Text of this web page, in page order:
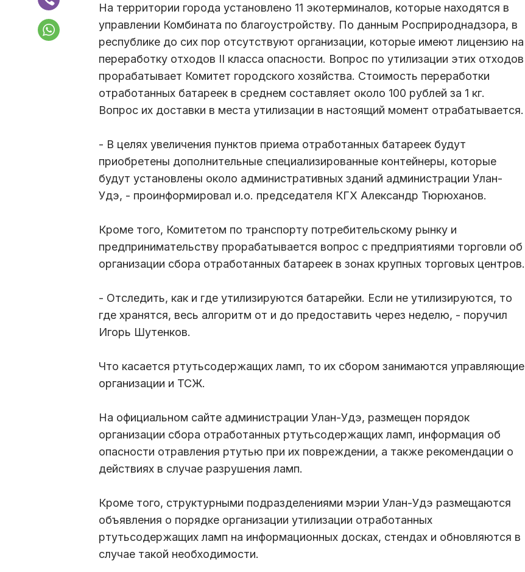
На территории города установлено 11 экотерминалов, которые находятся в
управлении Комбината по благоустройству. По данным Росприроднадзора, в
республике до сих пор отсутствуют организации, которые имеют лицензию на
переработку отходов II класса опасности. Вопрос по утилизации этих отходов
прорабатывает Комитет городского хозяйства. Стоимость переработки
отработанных батареек в среднем составляет около 100 рублей за 1 кг.
Вопрос их доставки в места утилизации в настоящий момент отрабатывается.
- В целях увеличения пунктов приема отработанных батареек будут
приобретены дополнительные специализированные контейнеры, которые
будут установлены около административных зданий администрации Улан-
Удэ, - проинформировал и.о. председателя КГХ Александр Тюрюханов.
Кроме того, Комитетом по транспорту потребительскому рынку и
предпринимательству прорабатывается вопрос с предприятиями торговли об
организации сбора отработанных батареек в зонах крупных торговых центров.
- Отследить, как и где утилизируются батарейки. Если не утилизируются, то
где хранятся, весь алгоритм от и до предоставить через неделю, - поручил
Игорь Шутенков.
Что касается ртутьсодержащих ламп, то их сбором занимаются управляющие
организации и ТСЖ.
На официальном сайте администрации Улан-Удэ, размещен порядок
организации сбора отработанных ртутьсодержащих ламп, информация об
опасности отравления ртутью при их повреждении, а также рекомендации о
действиях в случае разрушения ламп.
Кроме того, структурными подразделениями мэрии Улан-Удэ размещаются
объявления о порядке организации утилизации отработанных
ртутьсодержащих ламп на информационных досках, стендах и обновляются в
случае такой необходимости.